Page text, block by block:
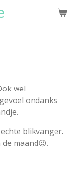
wel
ondanks
blikvanger.
maand😉.